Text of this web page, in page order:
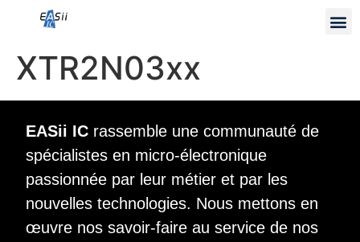
XTR2N03xx
EASii IC rassemble une communauté de
spécialistes en micro-électronique
passionnée par leur métier et par les
nouvelles technologies. Nous mettons en
œuvre nos savoir-faire au service de nos